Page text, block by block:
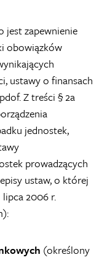
jest zapewnienie
obowiązków
ustawy o finansach
Z treści § 2a
jednostek,
prowadzących
ustaw, o której
lipca 2006 r.
(określony